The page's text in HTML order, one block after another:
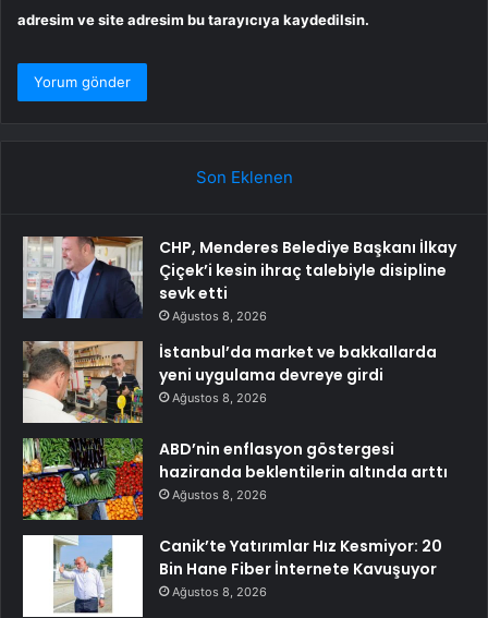
adresim ve site adresim bu tarayıcıya kaydedilsin.
Son Eklenen
CHP, Menderes Belediye Başkanı İlkay
Çiçek’i kesin ihraç talebiyle disipline
sevk etti
Ağustos 8, 2026
İstanbul’da market ve bakkallarda
yeni uygulama devreye girdi
Ağustos 8, 2026
ABD’nin enflasyon göstergesi
haziranda beklentilerin altında arttı
Ağustos 8, 2026
Canik’te Yatırımlar Hız Kesmiyor: 20
Bin Hane Fiber İnternete Kavuşuyor
Ağustos 8, 2026